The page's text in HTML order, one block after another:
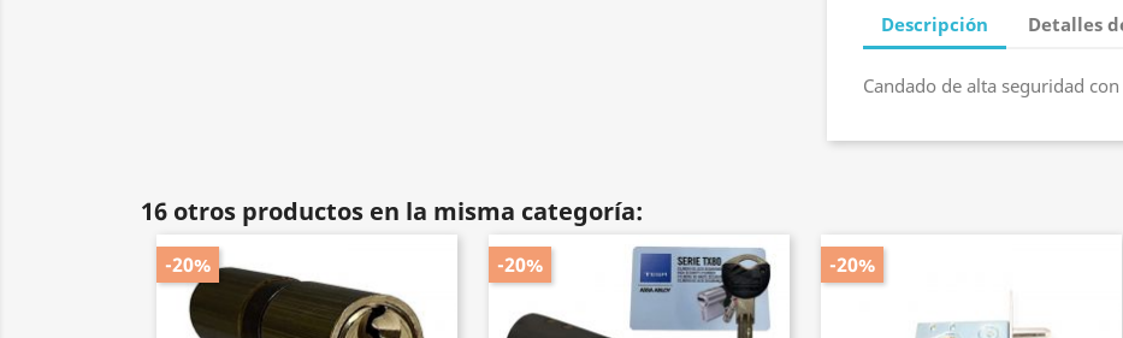
Descripción Detalles
Candado de alta seguridad
16 otros productos en la misma categoría:
-20% -20% -20%